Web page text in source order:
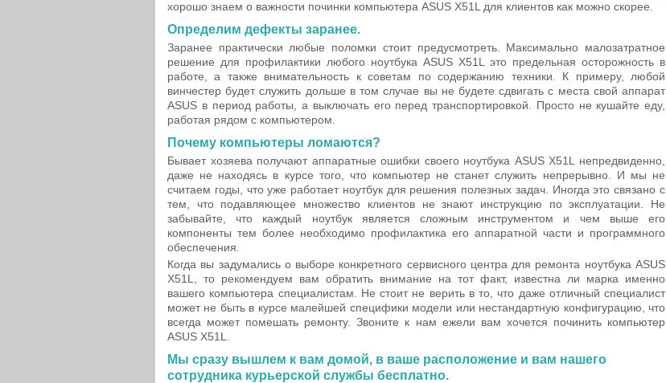
хорошо знаем о важности починки компьютера ASUS X51L для клиентов как можно скорее.
Определим дефекты заранее.
Заранее практически любые поломки стоит предусмотреть. Максимально малозатратное
решение для профилактики любого ноутбука ASUS X51L это предельная осторожность в
работе, а также внимательность к советам по содержанию техники. К примеру, любой
винчестер будет служить дольше в том случае вы не будете сдвигать с места свой аппарат
ASUS в период работы, а выключать его перед транспортировкой. Просто не кушайте еду,
работая рядом с компьютером.
Почему компьютеры ломаются?
Бывает хозяева получают аппаратные ошибки своего ноутбука ASUS X51L непредвиденно,
даже не находясь в курсе того, что компьютер не станет служить непрерывно. И мы не
считаем годы, что уже работает ноутбук для решения полезных задач. Иногда это связано с
тем, что подавляющее множество клиентов не знают инструкцию по эксплуатации. Не
забывайте, что каждый ноутбук является сложным инструментом и чем выше его
компоненты тем более необходимо профилактика его аппаратной части и программного
обеспечения.
Когда вы задумались о выборе конкретного сервисного центра для ремонта ноутбука ASUS
X51L, то рекомендуем вам обратить внимание на тот факт, известна ли марка именно
вашего компьютера специалистам. Не стоит не верить в то, что даже отличный специалист
может не быть в курсе малейшей специфики модели или нестандартную конфигурацию, что
всегда может помешать ремонту. Звоните к нам ежели вам хочется починить компьютер
ASUS X51L.
Мы сразу вышлем к вам домой, в ваше расположение и вам нашего
сотрудника курьерской службы бесплатно.